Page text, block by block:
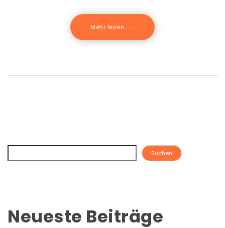
Mehr lesen .......
Suchen
Neueste Beiträge